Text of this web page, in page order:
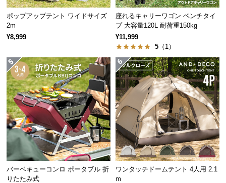
の
配
に
い
て
開
梱
設
置
ー
ビ
ス
ポップアップテント ワイドサイズ
2m
¥8,999
座れるキャリーワゴン ベンチタイ
プ 大容量120L 耐荷重150kg
¥11,999
5 （1）
バーベキューコンロ ポータブル 折
りたたみ式
ワンタッチドームテント 4人用 2.1
m